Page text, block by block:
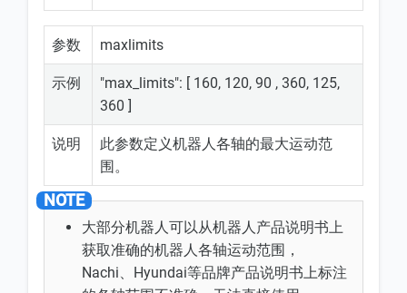
参数 maxlimits
示例
"max_limits": [ 160, 120, 90 , 360, 125,
360 ]
说明
此参数定义机器人各轴的最大运动范
围。
大部分机器人可以从机器人产品说明书上
获取准确的机器人各轴运动范围，
Nachi、Hyundai等品牌产品说明书上标注